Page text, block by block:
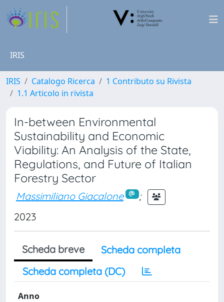
IRIS
IRIS Catalogo Ricerca
1 Contributo su Rivista
1.1 Articolo in rivista
In-between Environmental
Sustainability and Economic
Viability: An Analysis of the State,
Regulations, and Future of Italian
Forestry Sector
Massimiliano Giacalone
;
2023
Scheda breve
Scheda completa
Scheda completa (DC)
Anno